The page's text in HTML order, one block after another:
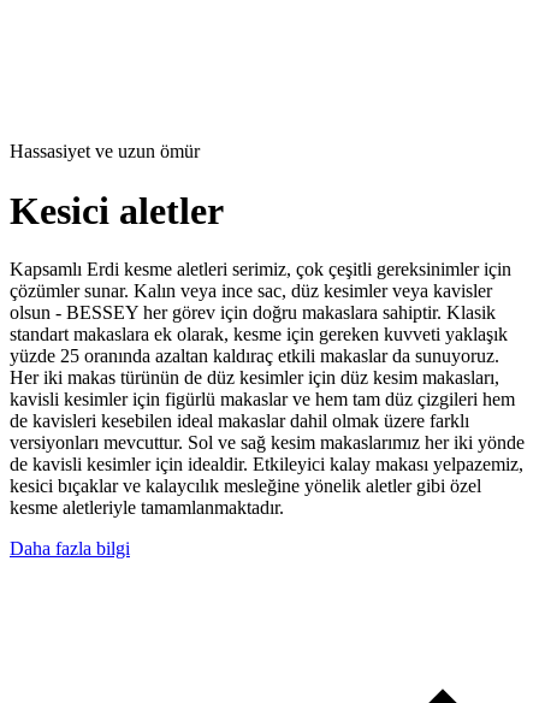
Hassasiyet ve uzun ömür
Kesici aletler
Kapsamlı Erdi kesme aletleri serimiz, çok çeşitli gereksinimler için
çözümler sunar. Kalın veya ince sac, düz kesimler veya kavisler
olsun - BESSEY her görev için doğru makaslara sahiptir. Klasik
standart makaslara ek olarak, kesme için gereken kuvveti yaklaşık
yüzde 25 oranında azaltan kaldıraç etkili makaslar da sunuyoruz.
Her iki makas türünün de düz kesimler için düz kesim makasları,
kavisli kesimler için figürlü makaslar ve hem tam düz çizgileri hem
de kavisleri kesebilen ideal makaslar dahil olmak üzere farklı
versiyonları mevcuttur. Sol ve sağ kesim makaslarımız her iki yönde
de kavisli kesimler için idealdir. Etkileyici kalay makası yelpazemiz,
kesici bıçaklar ve kalaycılık mesleğine yönelik aletler gibi özel
kesme aletleriyle tamamlanmaktadır.
Daha fazla bilgi